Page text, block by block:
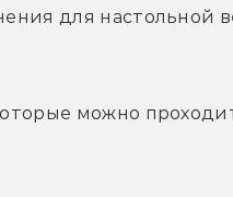
для настольной
можно